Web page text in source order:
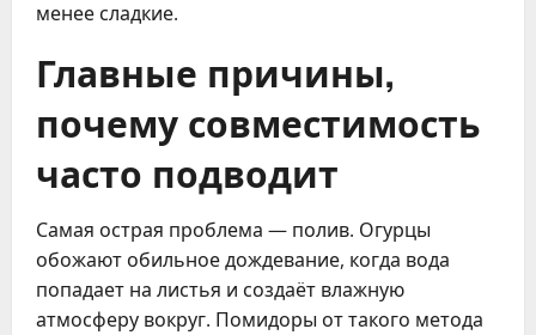
менее сладкие.
Главные причины,
почему совместимость
часто подводит
Самая острая проблема — полив. Огурцы
обожают обильное дождевание, когда вода
попадает на листья и создаёт влажную
атмосферу вокруг. Помидоры от такого метода